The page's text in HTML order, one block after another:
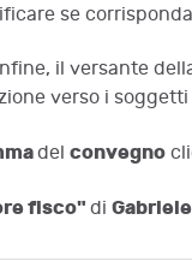
se
il versante
verso i
del convegno
fisco" di